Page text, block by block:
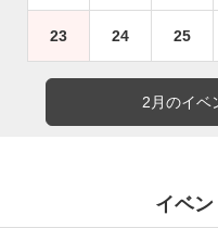
23 24 25
2月のイベ
イベ